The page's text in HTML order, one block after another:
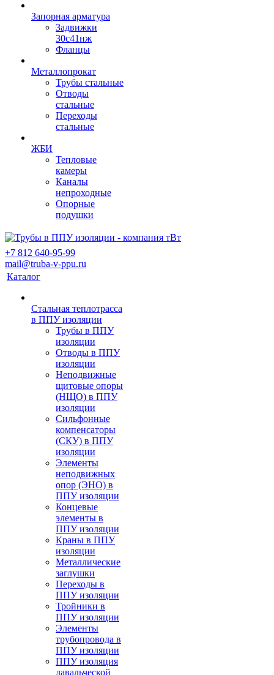
Запорная арматура
Задвижки
30с41нж
Фланцы
Металлопрокат
Трубы стальные
Отводы
стальные
Переходы
стальные
ЖБИ
Тепловые
камеры
Каналы
непроходные
Опорные
подушки
+7 812 640-95-99
mail@truba-v-ppu.ru
Каталог
Стальная теплотрасса
в ППУ изоляции
Трубы в ППУ
изоляции
Отводы в ППУ
изоляции
Неподвижные
щитовые опоры
(НЩО) в ППУ
изоляции
Cильфонные
компенсаторы
(СКУ) в ППУ
изоляции
Элементы
неподвижных
опор (ЭНО) в
ППУ изоляции
Концевые
элементы в
ППУ изоляции
Краны в ППУ
изоляции
Металлические
заглушки
Переходы в
ППУ изоляции
Тройники в
ППУ изоляции
Элементы
трубопровода в
ППУ изоляции
ППУ изоляция
давальческой